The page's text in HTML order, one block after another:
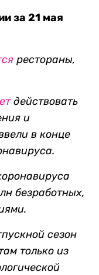
за 21 мая
рестораны,
действовать
и
в конце
безработных,
сезон
только из